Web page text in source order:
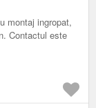
montaj ingropat,
Contactul este